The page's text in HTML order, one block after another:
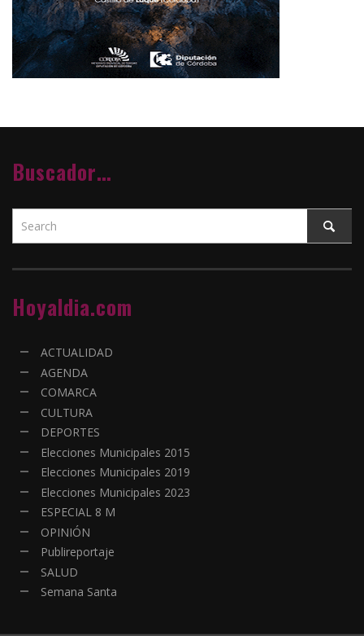
Buscador…
Hoyaldia.com
ACTUALIDAD
AGENDA
COMARCA
CULTURA
DEPORTES
Elecciones Municipales 2015
Elecciones Municipales 2019
Elecciones Municipales 2023
ESPECIAL 8 M
OPINIÓN
Publireportaje
SALUD
Semana Santa